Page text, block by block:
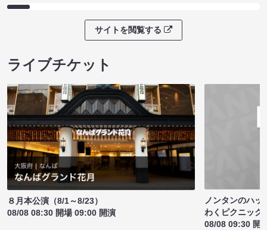
サイトを閲覧する
ライブチケット
８月本公演（8/1～8/23）
08/08 08:30 開場 09:00 開演
ノンタンのハッ
わくピクニック
08/08 09:30 開